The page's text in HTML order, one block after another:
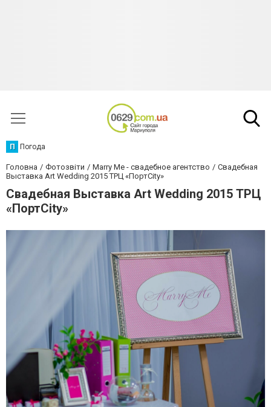
П Погода
Головна Фотозвіти Marry Me - свадебное агентство
Свадебная
Выставка Art Wedding 2015 ТРЦ «ПортCity»
Свадебная Выставка Art Wedding 2015 ТРЦ
«ПортCity»